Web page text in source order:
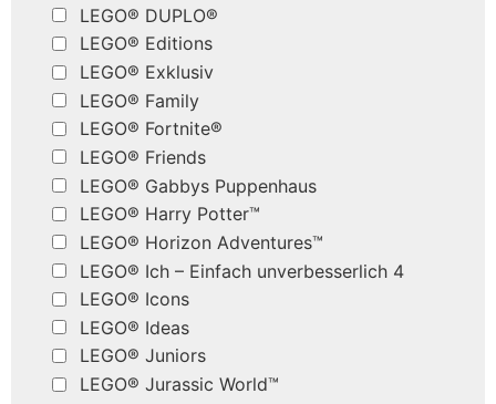
LEGO® DUPLO®
LEGO® Editions
LEGO® Exklusiv
LEGO® Family
LEGO® Fortnite®
LEGO® Friends
LEGO® Gabbys Puppenhaus
LEGO® Harry Potter™
LEGO® Horizon Adventures™
LEGO® Ich – Einfach unverbesserlich 4
LEGO® Icons
LEGO® Ideas
LEGO® Juniors
LEGO® Jurassic World™